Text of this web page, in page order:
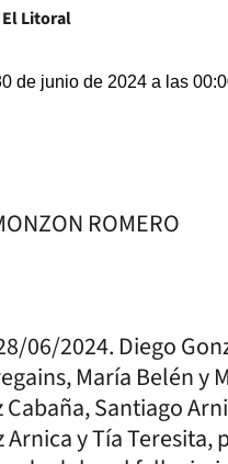
Litoral
de junio de 2024 a las
ROMERO
06/2024. Diego
María Belén y
Cabaña, Santiago
Arnica y Tía Teresita,